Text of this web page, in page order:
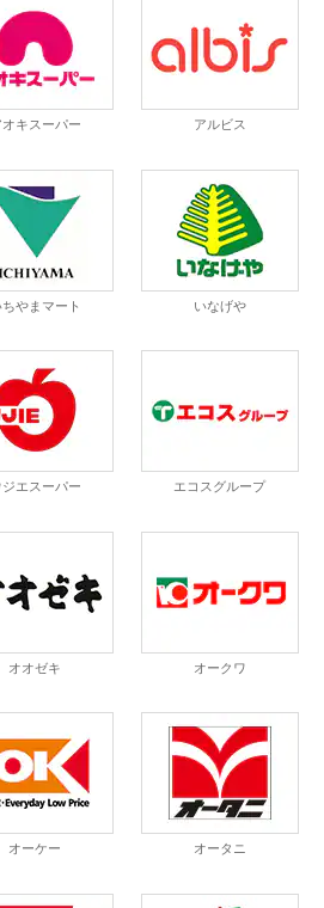
オキスーパー アルビス
ちやまマート いなげや
ジエスーパー エコスグループ
オオゼキ オークワ
オーケー オータニ